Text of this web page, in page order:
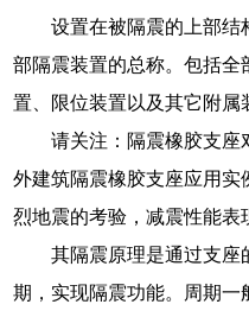
设置在被隔震的上部结
部隔震装置的总称。包括全
置、限位装置以及其它附属
请关注：隔震橡胶支座
外建筑隔震橡胶支座应用实
烈地震的考验，减震性能表
其隔震原理是通过支座
期，实现隔震功能。周期一